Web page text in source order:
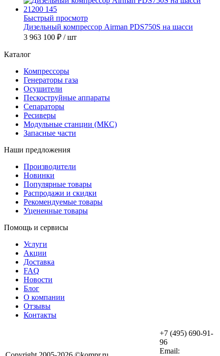
Быстрый просмотр
Дизельный компрессор Airman PDS750S на шасси
3 963 100 ₽ / шт
Каталог
Компрессоры
Генераторы газа
Осушители
Пескоструйные аппараты
Сепараторы
Ресиверы
Модульные станции (МКС)
Запасные части
Наши предложения
Производители
Новинки
Популярные товары
Распродажи и скидки
Рекомендуемые товары
Уцененные товары
Помощь и сервисы
Услуги
Акции
Доставка
FAQ
Новости
Блог
О компании
Отзывы
Контакты
+7 (495) 690-91-
96
Email: